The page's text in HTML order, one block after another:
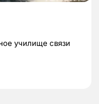
училище связи